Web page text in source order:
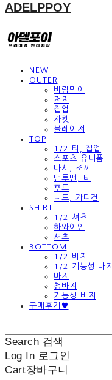
ADELPPOY
NEW
OUTER
바람막이
저지
집업
자켓
블레이저
TOP
1/2 티, 집업
스포츠 유니폼
나시, 조끼
맨투맨, 티
후드
니트, 가디건
SHIRT
1/2 셔츠
하와이안
셔츠
BOTTOM
1/2 바지
1/2 기능성 바지
바지
청바지
기능성 바지
구매후기♥
Search 검색
Log In 로그인
Cart장바구니